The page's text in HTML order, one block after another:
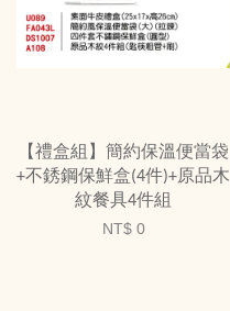
【禮盒組】簡約保溫便當袋
+不銹鋼保鮮盒(4件)+原品木
紋餐具4件組
NT$ 0